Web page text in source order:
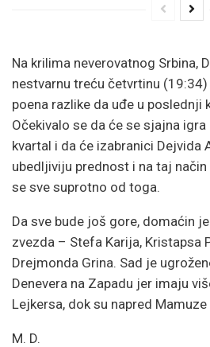
Na krilima neverovatnog Srbina,
nestvarnu treću četvrtinu
poena razlike da uđe u poslednji
Očekivalo se da će se sjajna
kvartal i da će izabranici Dejvida
ubedljiviju prednost i na taj
se sve suprotno od toga.
Da sve bude još gore, domaćin
zvezda – Stefa Karija, Kristapsa
Drejmonda Grina. Sad je
Denevera na Zapadu jer imaju
Lejkersa, dok su napred Mamuze
M. D.